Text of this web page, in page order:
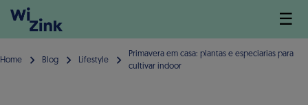
☰
Home Blog Lifestyle
Primavera em casa: plantas e especiarias para
cultivar indoor